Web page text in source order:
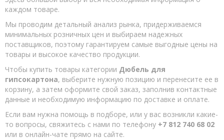
Гайка врезная
Гайка колпачковая
Гайка переходная
Гайка самоконтрящееся
Гайка шестигранная
Гайка нержавейка
Гвозди
Гвозди винтовые
каждом товаре.
Мы проводим детальный анализ рынка, придерживаемся
минимальных розничных цен и выбираем надежных
поставщиков, поэтому гарантируем самые выгодные цены на
товары и высокое качество продукции.
Чтобы купить товары категории Дюбель для
гипсокартона, выберите нужную позицию и перенесите ее в
корзину, а затем оформите свой заказ, заполнив контактные
данные и необходимую информацию по доставке и оплате.
Если вам нужна помощь в подборе, или у вас возникли какие-
то вопросы, свяжитесь с нами по телефону +7 812 740 68 02
или в онлайн-чате прямо на сайте.